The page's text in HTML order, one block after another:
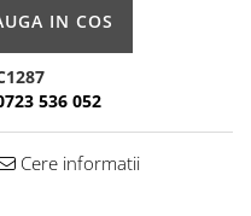
IN COS
536 052
Cere informatii